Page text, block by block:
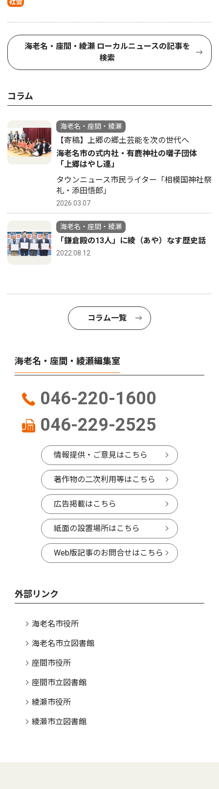
海老名・座間・綾瀬 ローカルニュースの記事を
検索
コラム
海老名・座間・綾瀬
【寄稿】上郷の郷土芸能を次の世代へ
海老名市の式内社・有鹿神社の囃子団体
「上郷はやし連」
タウンニュース市民ライター「相模国神社祭
礼・添田悟郎」
2026.03.07
海老名・座間・綾瀬
「鎌倉殿の13人」に綾（あや）なす歴史話
2022.08.12
コラム一覧
海老名・座間・綾瀬編集室
046-220-1600
046-229-2525
情報提供・ご意見はこちら
著作物の二次利用等はこちら
広告掲載はこちら
紙面の設置場所はこちら
Web版記事のお問合せはこちら
外部リンク
海老名市役所
海老名市立図書館
座間市役所
座間市立図書館
綾瀬市役所
綾瀬市立図書館